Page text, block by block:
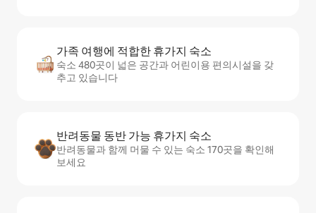
가족 여행에 적합한 휴가지 숙소
숙소 480곳이 넓은 공간과 어린이용 편의시설을 갖
추고 있습니다
반려동물 동반 가능 휴가지 숙소
반려동물과 함께 머물 수 있는 숙소 170곳을 확인해
보세요